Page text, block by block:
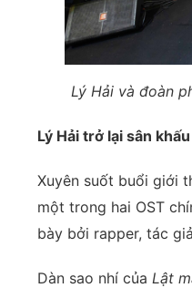
Lý Hải và đoàn
Lý Hải trở lại sân
Xuyên suốt buổi giới
một trong hai OST
bày bởi rapper, tác
Dàn sao nhí của Lật